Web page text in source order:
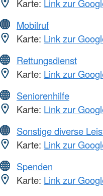
Karte: Link zur
Mobilruf
Karte: Link zur
Rettungsdienst
Karte: Link zur
Seniorenhilfe
Karte: Link zur
Sonstige diverse
Karte: Link zur
Spenden
Karte: Link zur